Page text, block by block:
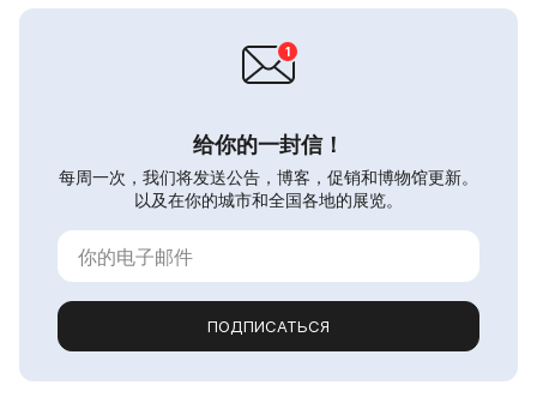
给你的一封信！
每周一次，我们将发送公告，博客，促销和博物馆更新。
以及在你的城市和全国各地的展览。
ПОДПИСАТЬСЯ